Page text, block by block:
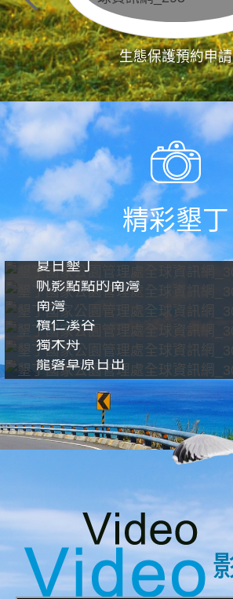
生態保護預約申請
精彩墾丁
夏日墾丁
帆影點點的南灣
南灣
欖仁溪谷
獨木舟
龍磐草原日出